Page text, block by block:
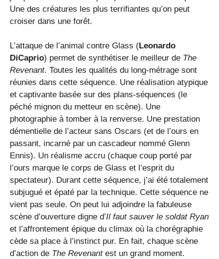
Une des créatures les plus terrifiantes qu’on peut
croiser dans une forêt.
L’attaque de l’animal contre Glass (Leonardo
DiCaprio) permet de synthétiser le meilleur de The
Revenant. Toutes les qualités du long-métrage sont
réunies dans cette séquence. Une réalisation atypique
et captivante basée sur des plans-séquences (le
péché mignon du metteur en scène). Une
photographie à tomber à la renverse. Une prestation
démentielle de l’acteur sans Oscars (et de l’ours en
passant, incarné par un cascadeur nommé Glenn
Ennis). Un réalisme accru (chaque coup porté par
l’ours marque le corps de Glass et l’esprit du
spectateur). Durant cette séquence, j’ai été totalement
subjugué et épaté par la technique. Cette séquence ne
vient pas seule. On peut lui adjoindre la fabuleuse
scène d’ouverture digne d’Il faut sauver le soldat Ryan
et l’affrontement épique du climax où la chorégraphie
cède sa place à l’instinct pur. En fait, chaque scène
d’action de The Revenantest un grand moment.